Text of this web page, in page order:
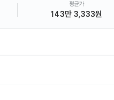
평균가
143만 3,333원